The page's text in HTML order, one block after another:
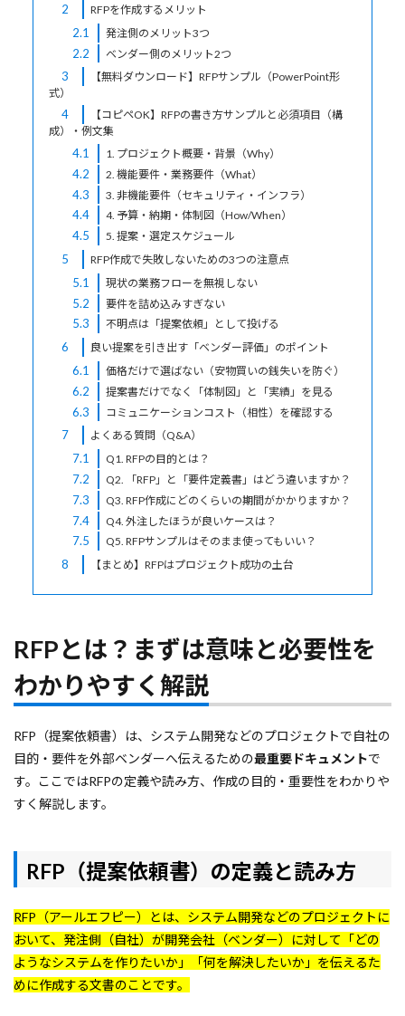
2 RFPを作成するメリット
2.1 発注側のメリット3つ
2.2 ベンダー側のメリット2つ
3
【無料ダウンロード】RFPサンプル（PowerPoint形
式）
4
【コピペOK】RFPの書き方サンプルと必須項目（構
成）・例文集
4.1 1. プロジェクト概要・背景（Why）
4.2 2. 機能要件・業務要件（What）
4.3 3. 非機能要件（セキュリティ・インフラ）
4.4 4. 予算・納期・体制図（How/When）
4.5 5. 提案・選定スケジュール
5 RFP作成で失敗しないための3つの注意点
5.1 現状の業務フローを無視しない
5.2 要件を詰め込みすぎない
5.3 不明点は「提案依頼」として投げる
6 良い提案を引き出す「ベンダー評価」のポイント
6.1 価格だけで選ばない（安物買いの銭失いを防ぐ）
6.2 提案書だけでなく「体制図」と「実績」を見る
6.3 コミュニケーションコスト（相性）を確認する
7 よくある質問（Q&A）
7.1 Q1. RFPの目的とは？
7.2 Q2. 「RFP」と「要件定義書」はどう違いますか？
7.3 Q3. RFP作成にどのくらいの期間がかかりますか？
7.4 Q4. 外注したほうが良いケースは？
7.5 Q5. RFPサンプルはそのまま使ってもいい？
8 【まとめ】RFPはプロジェクト成功の土台
RFPとは？まずは意味と必要性を
わかりやすく解説
RFP（提案依頼書）は、システム開発などのプロジェクトで自社の
目的・要件を外部ベンダーへ伝えるための最重要ドキュメントで
す。ここではRFPの定義や読み方、作成の目的・重要性をわかりや
すく解説します。
RFP（提案依頼書）の定義と読み方
RFP（アールエフピー）とは、システム開発などのプロジェクトに
おいて、発注側（自社）が開発会社（ベンダー）に対して「どの
ようなシステムを作りたいか」「何を解決したいか」を伝えるた
めに作成する文書のことです。